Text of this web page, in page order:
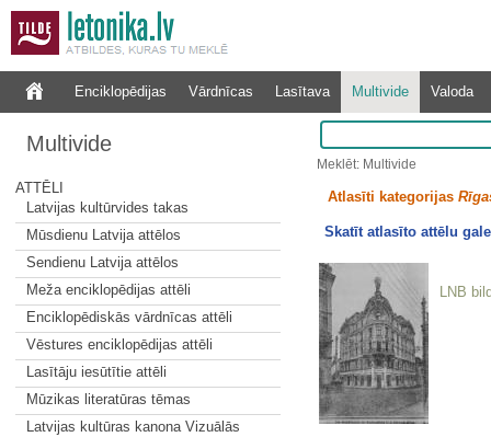
Enciklopēdijas Vārdnīcas Lasītava Multivide Valoda
Multivide
ATTĒLI
Latvijas kultūrvides takas
Mūsdienu Latvija attēlos
Sendienu Latvija attēlos
Meža enciklopēdijas attēli
Enciklopēdiskās vārdnīcas attēli
Vēstures enciklopēdijas attēli
Lasītāju iesūtītie attēli
Mūzikas literatūras tēmas
Latvijas kultūras kanona Vizuālās
Meklēt: Multivide
Atlasīti kategorijas
Skatīt atlasīto attēlu
LNB